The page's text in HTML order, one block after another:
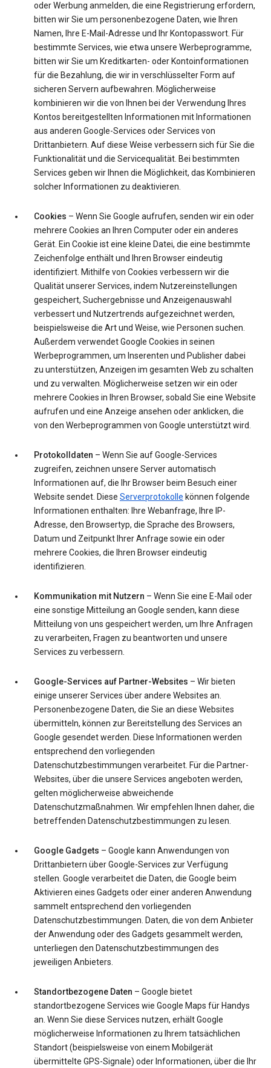
oder Werbung anmelden, die eine Registrierung erfordern,
bitten wir Sie um personenbezogene Daten, wie Ihren
Namen, Ihre E-Mail-Adresse und Ihr Kontopasswort. Für
bestimmte Services, wie etwa unsere Werbeprogramme,
bitten wir Sie um Kreditkarten- oder Kontoinformationen
für die Bezahlung, die wir in verschlüsselter Form auf
sicheren Servern aufbewahren. Möglicherweise
kombinieren wir die von Ihnen bei der Verwendung Ihres
Kontos bereitgestellten Informationen mit Informationen
aus anderen Google-Services oder Services von
Drittanbietern. Auf diese Weise verbessern sich für Sie die
Funktionalität und die Servicequalität. Bei bestimmten
Services geben wir Ihnen die Möglichkeit, das Kombinieren
solcher Informationen zu deaktivieren.
Cookies – Wenn Sie Google aufrufen, senden wir ein oder
mehrere Cookies an Ihren Computer oder ein anderes
Gerät. Ein Cookie ist eine kleine Datei, die eine bestimmte
Zeichenfolge enthält und Ihren Browser eindeutig
identifiziert. Mithilfe von Cookies verbessern wir die
Qualität unserer Services, indem Nutzereinstellungen
gespeichert, Suchergebnisse und Anzeigenauswahl
verbessert und Nutzertrends aufgezeichnet werden,
beispielsweise die Art und Weise, wie Personen suchen.
Außerdem verwendet Google Cookies in seinen
Werbeprogrammen, um Inserenten und Publisher dabei
zu unterstützen, Anzeigen im gesamten Web zu schalten
und zu verwalten. Möglicherweise setzen wir ein oder
mehrere Cookies in Ihren Browser, sobald Sie eine Website
aufrufen und eine Anzeige ansehen oder anklicken, die
von den Werbeprogrammen von Google unterstützt wird.
Protokolldaten – Wenn Sie auf Google-Services
zugreifen, zeichnen unsere Server automatisch
Informationen auf, die Ihr Browser beim Besuch einer
Website sendet. Diese Serverprotokolle können folgende
Informationen enthalten: Ihre Webanfrage, Ihre IP-
Adresse, den Browsertyp, die Sprache des Browsers,
Datum und Zeitpunkt Ihrer Anfrage sowie ein oder
mehrere Cookies, die Ihren Browser eindeutig
identifizieren.
Kommunikation mit Nutzern – Wenn Sie eine E-Mail oder
eine sonstige Mitteilung an Google senden, kann diese
Mitteilung von uns gespeichert werden, um Ihre Anfragen
zu verarbeiten, Fragen zu beantworten und unsere
Services zu verbessern.
Google-Services auf Partner-Websites – Wir bieten
einige unserer Services über andere Websites an.
Personenbezogene Daten, die Sie an diese Websites
übermitteln, können zur Bereitstellung des Services an
Google gesendet werden. Diese Informationen werden
entsprechend den vorliegenden
Datenschutzbestimmungen verarbeitet. Für die Partner-
Websites, über die unsere Services angeboten werden,
gelten möglicherweise abweichende
Datenschutzmaßnahmen. Wir empfehlen Ihnen daher, die
betreffenden Datenschutzbestimmungen zu lesen.
Google Gadgets – Google kann Anwendungen von
Drittanbietern über Google-Services zur Verfügung
stellen. Google verarbeitet die Daten, die Google beim
Aktivieren eines Gadgets oder einer anderen Anwendung
sammelt entsprechend den vorliegenden
Datenschutzbestimmungen. Daten, die von dem Anbieter
der Anwendung oder des Gadgets gesammelt werden,
unterliegen den Datenschutzbestimmungen des
jeweiligen Anbieters.
Standortbezogene Daten – Google bietet
standortbezogene Services wie Google Maps für Handys
an. Wenn Sie diese Services nutzen, erhält Google
möglicherweise Informationen zu Ihrem tatsächlichen
Standort (beispielsweise von einem Mobilgerät
übermittelte GPS-Signale) oder Informationen, über die Ihr